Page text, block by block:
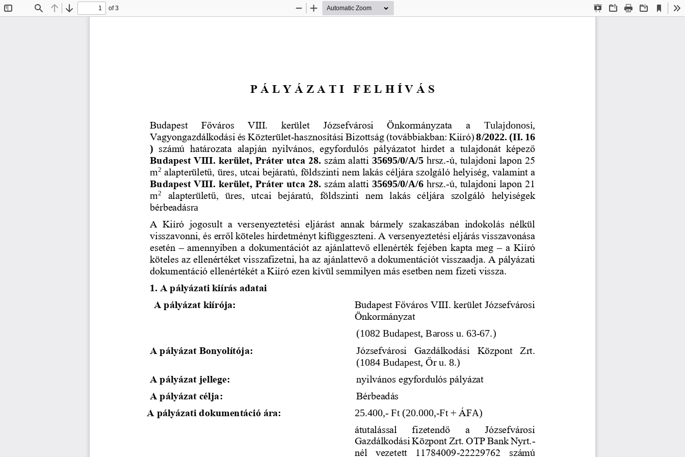
Find Previous
Next
of 3
Presentation
OpenPrint Download
Current
View
Zoom
Zoom
P Á L Y Á Z A T I F E L H Í V Á S
Budapest  Főváros  VIII.  kerület  Józsefvárosi  Önkormányzata  a
Tulajdonosi,
Vagyongazdálkodási és Közterület-hasznosítási Bizottság (továbbiakban: Kiíró)8/2022. (II. 16
) számú  határozata  alapján  nyilvános,  egyfordulós  pályázatot  hirdet  a  tulajdonát  képező
Budapest VIII. kerület, Práter utca 28. szám alatti 35695/0/A/5 hrsz.-ú, tulajdoni lapon 25
m2 alapterületű, üres, utcai bejáratú, földszinti nem lakás céljára szolgáló helyiség, valamint a
Budapest VIII. kerület, Práter utca 28. szám alatti 35695/0/A/6 hrsz.-ú, tulajdoni lapon 21
m2
alapterületű,  üres,  utcai  bejáratú,  földszinti  nem  lakás  céljára  szolgáló  helyiségek
bérbeadásra
A  Kiíró  jogosult  a  versenyeztetési  eljárást  annak  bármely  szakaszában  indokolás  nélkül
visszavonni, és erről köteles hirdetményt kifüggeszteni. A versenyeztetési eljárás visszavonása
esetén – amennyiben a dokumentációt az ajánlattevő ellenérték fejében kapta meg – a Kiíró
köteles az ellenértéket visszafizetni, ha az ajánlattevő a dokumentációt visszaadja. A pályázati
dokumentáció ellenértékét a Kiíró ezen kívül semmilyen más esetben nem fizeti vissza.
1. A pályázati kiírás adatai
A pályázat kiírója:
Budapest Főváros VIII. kerület Józsefvárosi
Önkormányzat
(1082 Budapest, Baross u. 63-67.)
A pályázat Bonyolítója:
Józsefvárosi  Gazdálkodási  Központ  Zrt.
(1084 Budapest, Őr u. 8 .)
A pályázat jellege:
nyilvános egyfordulós pályázat
A pályázat célja:
Bérbeadás
A pályázati dokumentáció ára:
25.400, - Ft (20.000, -Ft + ÁFA)
átutalással   fizetendő   a   Józsefvárosi
Gazdálkodási Központ Zrt. OTP Bank Nyrt.-
nél  vezetett  11784009-22229762  számú